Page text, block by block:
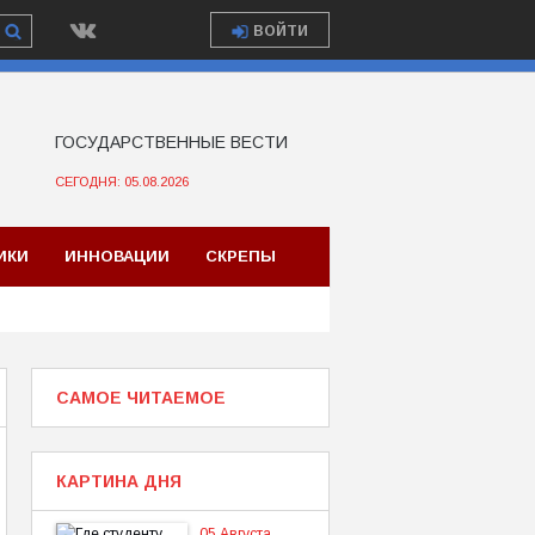
ВОЙТИ
ГОСУДАРСТВЕННЫЕ ВЕСТИ
СЕГОДНЯ: 05.08.2026
ИННОВАЦИИ СКРЕПЫ
САМОЕ ЧИТАЕМОЕ
КАРТИНА ДНЯ